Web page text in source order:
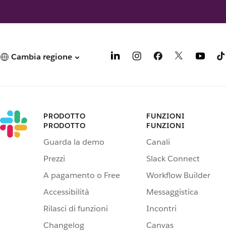
Cambia regione
PRODOTTO
PRODOTTO
Guarda la demo
Prezzi
A pagamento o Free
Accessibilità
Rilasci di funzioni
Changelog
FUNZIONI
FUNZIONI
Canali
Slack Connect
Workflow Builder
Messaggistica
Incontri
Canvas